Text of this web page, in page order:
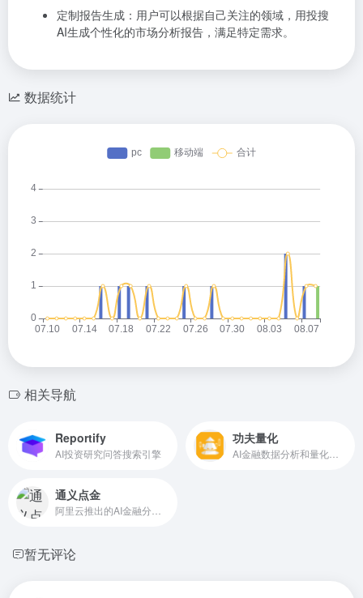
定制报告生成：用户可以根据自己关注的领域，用投搜
AI生成个性化的市场分析报告，满足特定需求。
数据统计
相关导航
Reportify
AI投资研究问答搜索引擎
功夫量化
通义点金
暂无评论